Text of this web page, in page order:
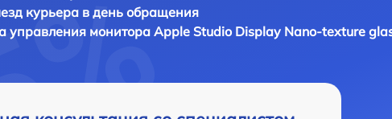
курьера в день обращения
управления монитораApple Studio Display Nano-texture